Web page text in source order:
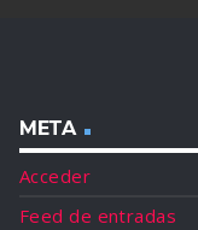
META
Acceder
Feed de entradas